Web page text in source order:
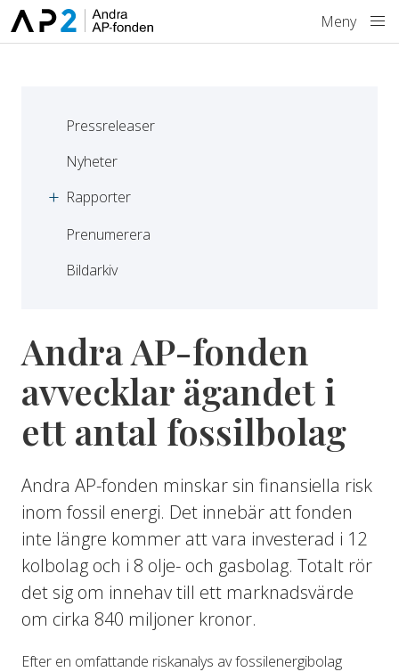
Hoppa till innehåll
Meny
Pressreleaser
Nyheter
Rapporter
Prenumerera
Bildarkiv
Andra AP-fonden
avvecklar ägandet i
ett antal fossilbolag
Andra AP-fonden minskar sin finansiella risk
inom fossil energi. Det innebär att fonden
inte längre kommer att vara investerad i 12
kolbolag och i 8 olje- och gasbolag. Totalt rör
det sig om innehav till ett marknadsvärde
om cirka 840 miljoner kronor.
Efter en omfattande riskanalys av fossilenergibolag